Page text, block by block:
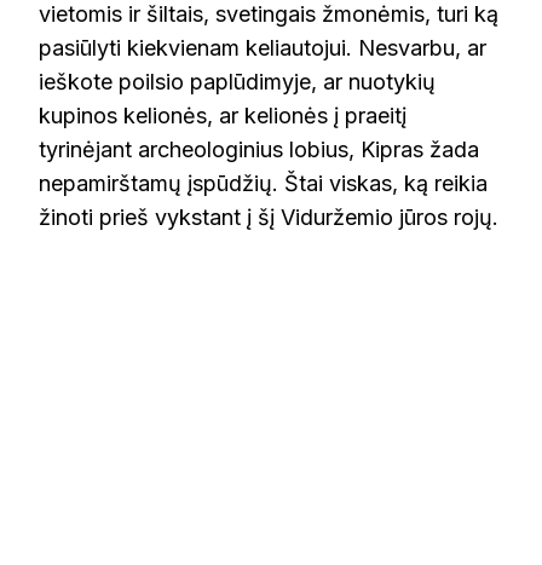
vietomis ir šiltais, svetingais žmonėmis, turi ką
pasiūlyti kiekvienam keliautojui. Nesvarbu, ar
ieškote poilsio paplūdimyje, ar nuotykių
kupinos kelionės, ar kelionės į praeitį
tyrinėjant archeologinius lobius, Kipras žada
nepamirštamų įspūdžių. Štai viskas, ką reikia
žinoti prieš vykstant į šį Viduržemio jūros rojų.